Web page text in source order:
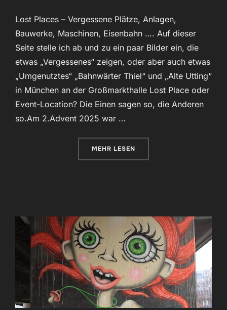
Lost Places – Vergessene Plätze, Anlagen,
Bauwerke, Maschinen, Eisenbahn …. Auf dieser
Seite stelle ich ab und zu ein paar Bilder ein, die
etwas „Vergessenes“ zeigen, oder aber auch etwas
„Umgenutztes“ „Bahnwärter Thiel“ und „Alte Utting“
in München an der Großmarkthalle Lost Place oder
Event-Location? Die Einen sagen so, die Anderen
so.Am 2.Advent 2025 war …
MEHR ÜBER „LOST PLACES“
LESEN